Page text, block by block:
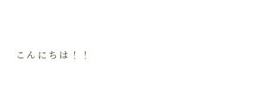
こんにちは！！